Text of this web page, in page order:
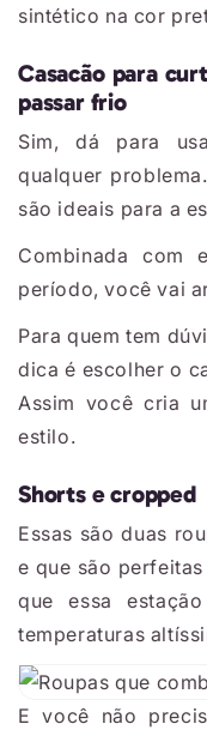
sintético na cor
Casacão para
passar frio
Sim, dá para
qualquer
são ideais para a
Combinada com
período, você vai
Para quem tem
dica é escolher o
Assim você cria
estilo.
Shorts e cropped
Essas são duas
e que são
que essa
temperaturas
E você não